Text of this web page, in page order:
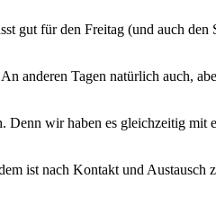
gut für den Freitag (und auch
anderen Tagen natürlich auch,
wir haben es gleichzeitig mit
ist nach Kontakt und